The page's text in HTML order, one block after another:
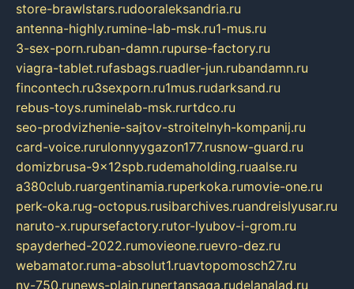
store-brawlstars.rudooraleksandria.ru
antenna-highly.rumine-lab-msk.ru1-mus.ru
3-sex-porn.ruban-damn.rupurse-factory.ru
viagra-tablet.rufasbags.ruadler-jun.rubandamn.ru
fincontech.ru3sexporn.ru1mus.rudarksand.ru
rebus-toys.ruminelab-msk.rurtdco.ru
seo-prodvizhenie-sajtov-stroitelnyh-kompanij.ru
card-voice.rurulonnyygazon177.rusnow-guard.ru
domizbrusa-9x12spb.rudemaholding.ruaalse.ru
a380club.ruargentinamia.ruperkoka.rumovie-one.ru
perk-oka.rug-octopus.rusibarchives.ruandreislyusar.ru
naruto-x.rupursefactory.rutor-lyubov-i-grom.ru
spayderhed-2022.rumovieone.ruevro-dez.ru
webamator.ruma-absolut1.ruavtopomosch27.ru
nv-750.runews-plain.runertansaga.rudelanalad.ru